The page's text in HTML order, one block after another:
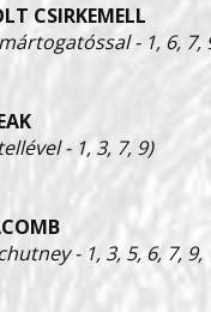
CSIRKEMELL
- 1, 6, 7,
- 1, 3, 7, 9)
- 1, 3, 5, 6, 7, 9,